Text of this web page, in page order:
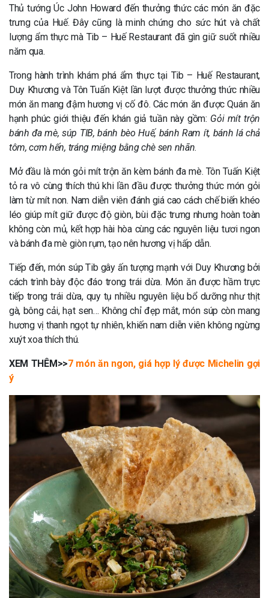
Thủ tướng Úc John Howard đến thưởng thức các món ăn đặc
trưng của Huế. Đây cũng là minh chứng cho sức hút và chất
lượng ẩm thực mà Tib – Huế Restaurant đã gìn giữ suốt nhiều
năm qua.
Trong hành trình khám phá ẩm thực tại Tib – Huế Restaurant,
Duy Khương và Tôn Tuấn Kiệt lần lượt được thưởng thức nhiều
món ăn mang đậm hương vị cố đô. Các món ăn được Quán ăn
hạnh phúc giới thiệu đến khán giả tuần này gồm: Gỏi mít trộn
bánh đa mè, súp TIB, bánh bèo Huế, bánh Ram ít, bánh lá chả
tôm, cơm hến, tráng miệng bằng chè sen nhãn.
Mở đầu là món gỏi mít trộn ăn kèm bánh đa mè. Tôn Tuấn Kiệt
tỏ ra vô cùng thích thú khi lần đầu được thưởng thức món gỏi
làm từ mít non. Nam diễn viên đánh giá cao cách chế biến khéo
léo giúp mít giữ được độ giòn, bùi đặc trưng nhưng hoàn toàn
không còn mủ, kết hợp hài hòa cùng các nguyên liệu tươi ngon
và bánh đa mè giòn rụm, tạo nên hương vị hấp dẫn.
Tiếp đến, món súp Tib gây ấn tượng mạnh với Duy Khương bởi
cách trình bày độc đáo trong trái dừa. Món ăn được hầm trực
tiếp trong trái dừa, quy tụ nhiều nguyên liệu bổ dưỡng như thịt
gà, bông cải, hạt sen… Không chỉ đẹp mắt, món súp còn mang
hương vị thanh ngọt tự nhiên, khiến nam diễn viên không ngừng
xuýt xoa thích thú.
XEM THÊM>>7 món ăn ngon, giá hợp lý được Michelin gợi
ý